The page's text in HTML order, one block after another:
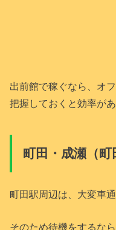
出前館で稼ぐなら、オ
把握しておくと効率があ
町田・成瀬（町
町田駅周辺は、大変車
そのため待機をするな